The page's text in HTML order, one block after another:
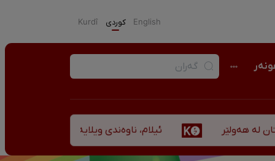
English كوردی Kurdî
ئیلام، ناوەندی ویلایەتی کوردستان لە